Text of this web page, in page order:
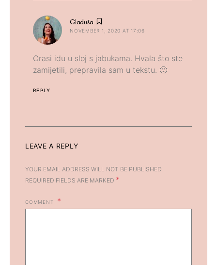
Gladuša
NOVEMBER 1, 2020 AT 17:06
Orasi idu u sloj s jabukama. Hvala što ste
zamijetili, prepravila sam u tekstu. 🙂
REPLY
LEAVE A REPLY
YOUR EMAIL ADDRESS WILL NOT BE PUBLISHED.
REQUIRED FIELDS ARE MARKED *
COMMENT